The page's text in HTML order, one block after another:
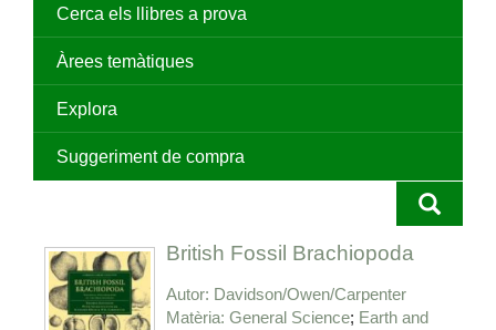
Cerca els llibres a prova
Àrees temàtiques
Explora
Suggeriment de compra
British Fossil Brachiopoda
Autor Davidson/Owen/Carpenter
Matèria General Science Earth and